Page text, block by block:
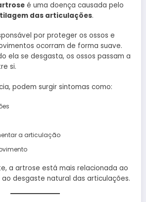
é uma doença causada pelo
das articulações.
por proteger os ossos e
ocorram de forma suave.
ela se desgasta, os ossos passam a
si.
podem surgir sintomas como:
a articulação
a artrose está mais relacionada ao
desgaste natural das articulações.